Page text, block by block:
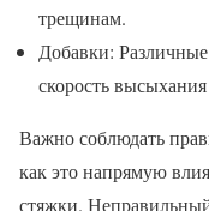
трещинам.
Добавки:
скорость
Важно соблюдать
как это напрямую
стяжки.